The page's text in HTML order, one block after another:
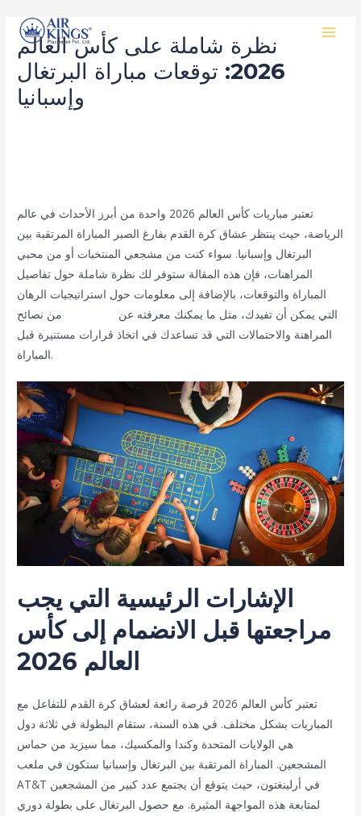
contentنظرة شاملة على كأس العالم
2026: توقعات مباراة البرتغال
وإسبانيا
تعتبر مباريات كأس العالم 2026 واحدة من أبرز الأحداث في عالم
الرياضة، حيث ينتظر عشاق كرة القدم بفارغ الصبر المباراة المرتقبة بين
البرتغال وإسبانيا. سواء كنت من مشجعي المنتخبات أو من محبي
المراهنات، فإن هذه المقالة ستوفر لك نظرة شاملة حول تفاصيل
المباراة والتوقعات، بالإضافة إلى معلومات حول استراتيجيات الرهان
التي يمكن أن تفيدك، مثل ما يمكنك معرفته عن
من نصائح
المراهنة والاحتمالات التي قد تساعدك في اتخاذ قرارات مستنيرة قبل
المباراة.
الإشارات الرئيسية التي يجب
مراجعتها قبل الانضمام إلى كأس
العالم 2026
تعتبر كأس العالم 2026 فرصة رائعة لعشاق كرة القدم للتفاعل مع
المباريات بشكل مختلف. في هذه السنة، ستقام البطولة في ثلاثة دول
هي الولايات المتحدة وكندا والمكسيك، مما سيزيد من حماس
المشجعين. المباراة المرتقبة بين البرتغال وإسبانيا ستكون في ملعب
AT&T في أرلينغتون، حيث يتوقع أن يجتمع عدد كبير من المشجعين
لمتابعة هذه المواجهة المثيرة. مع حصول البرتغال على بطولة دوري